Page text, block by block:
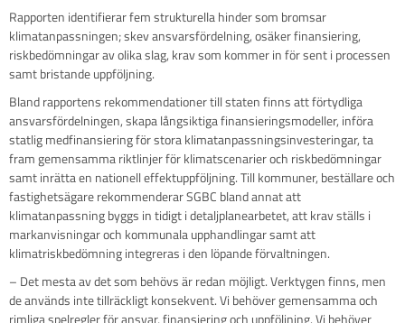
Rapporten identifierar fem strukturella hinder som bromsar
klimatanpassningen; skev ansvarsfördelning, osäker finansiering,
riskbedömningar av olika slag, krav som kommer in för sent i processen
samt bristande uppföljning.
Bland rapportens rekommendationer till staten finns att förtydliga
ansvarsfördelningen, skapa långsiktiga finansieringsmodeller, införa
statlig medfinansiering för stora klimatanpassningsinvesteringar, ta
fram gemensamma riktlinjer för klimatscenarier och riskbedömningar
samt inrätta en nationell effektuppföljning. Till kommuner, beställare och
fastighetsägare rekommenderar SGBC bland annat att
klimatanpassning byggs in tidigt i detaljplanearbetet, att krav ställs i
markanvisningar och kommunala upphandlingar samt att
klimatriskbedömning integreras i den löpande förvaltningen.
– Det mesta av det som behövs är redan möjligt. Verktygen finns, men
de används inte tillräckligt konsekvent. Vi behöver gemensamma och